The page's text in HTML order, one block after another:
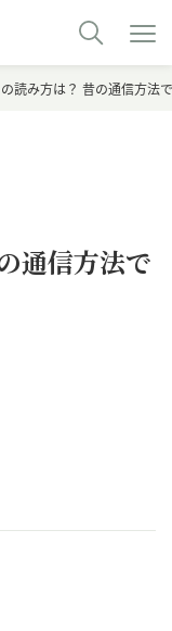
の読み方は？ 昔の通信方法
通信方法で